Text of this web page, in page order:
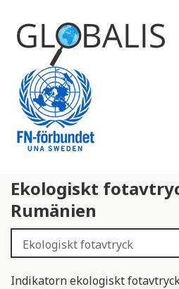
Ekologiskt
Rumänien
Indikatorn ekologiskt